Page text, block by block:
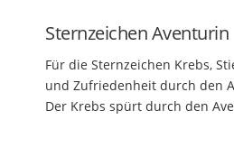
Sternzeichen Aventurin
Für die Sternzeichen Krebs,
und Zufriedenheit durch den
Der Krebs spürt durch den